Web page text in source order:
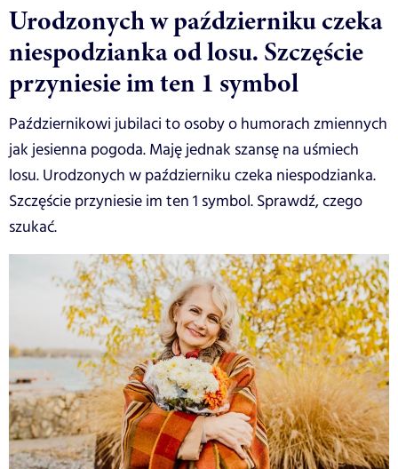
Urodzonych w październiku czeka
niespodzianka od losu. Szczęście
przyniesie im ten 1 symbol
Październikowi jubilaci to osoby o humorach zmiennych
jak jesienna pogoda. Maję jednak szansę na uśmiech
losu. Urodzonych w październiku czeka niespodzianka.
Szczęście przyniesie im ten 1 symbol. Sprawdź, czego
szukać.